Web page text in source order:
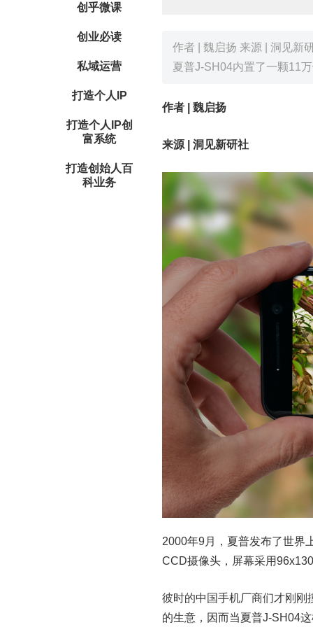
创乎微课
创业必读
私域运营
打造个人IP
打造个人IP创
富系统
打造创始人百
科业务
作者 | 魏启扬 来源 | 洞见新
夏普J-SH04内置了一颗11
作者 | 魏启扬
来源 | 洞见新研社
2000年9月，夏普发布了世界
CCD摄像头，屏幕采用
彼时的中国手机厂商们才刚刚
的生意，因而当夏普J-SH04